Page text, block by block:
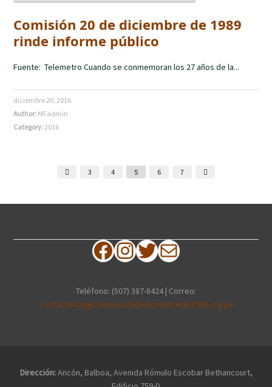
Comisión 20 de diciembre de 1989
rinde informe público
Fuente: Telemetro Cuando se conmemoran los 27 años de la...
diciembre 20, 2016
Author: MFadmin
Category:2016
3 4 5 6 7
Facebook
Instagram
Twitter
Correo electrónico
Teléfono: (507) 387-8424 | Correo:
contactenos@comision20dediciembrede1989.org.pa
Dirección:Ancón, Balboa, Avenida Rómulo Escobar Bethancourt,